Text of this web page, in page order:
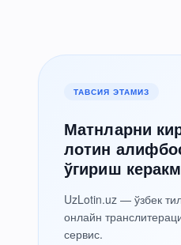
ТАВСИЯ ЭТАМИЗ
Матнларни
лотин
ўгириш
UzLotin.uz — ўзбек
онлайн
сервис.